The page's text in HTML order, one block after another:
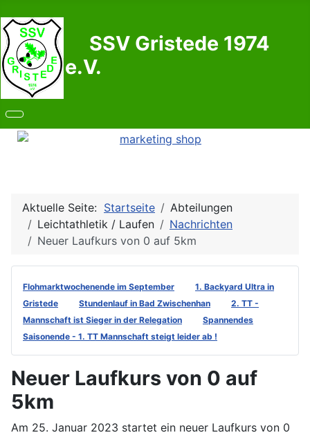
SSV Gristede 1974
e.V.
Aktuelle Seite: Startseite
Abteilungen
Leichtathletik / Laufen
Nachrichten
Neuer Laufkurs von 0 auf 5km
Flohmarktwochenende im September
1. Backyard Ultra in
Gristede
Stundenlauf in Bad Zwischenhan
2. TT -
Mannschaft ist Sieger in der Relegation
Spannendes
Saisonende - 1. TT Mannschaft steigt leider ab !
Neuer Laufkurs von 0 auf
5km
Am 25. Januar 2023 startet ein neuer Laufkurs von 0